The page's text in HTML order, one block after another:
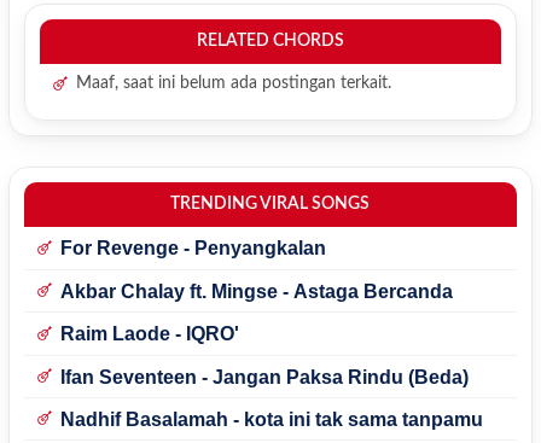
RELATED CHORDS
Maaf, saat ini belum ada postingan terkait.
TRENDING VIRAL SONGS
For Revenge - Penyangkalan
Akbar Chalay ft. Mingse - Astaga Bercanda
Raim Laode - IQRO'
Ifan Seventeen - Jangan Paksa Rindu (Beda)
Nadhif Basalamah - kota ini tak sama tanpamu